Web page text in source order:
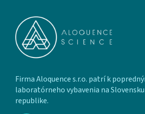
Firma Aloquence s.r.o. patrí k
laboratórneho vybavenia na Slovensku
republike.